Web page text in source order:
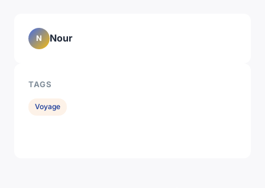
N Nour
TAGS
Voyage